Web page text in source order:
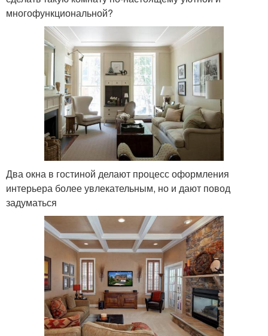
многофункциональной?
Два окна в гостиной делают процесс оформления
интерьера более увлекательным, но и дают повод
задуматься